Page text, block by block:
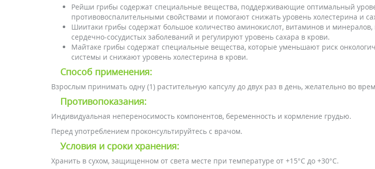
Рейши грибы содержат специальные вещества, поддерживающие оптимальный
противовоспалительными свойствами и помогают снижать уровень холестерина и
Шиитаки грибы содержат большое количество аминокислот, витаминов и
сердечно-сосудистых заболеваний и регулируют уровень сахара в крови.
Майтаке грибы содержат специальные вещества, которые уменьшают риск
системы и снижают уровень холестерина в крови.
Способ применения:
Взрослым принимать одну (1) растительную капсулу до двух раз в день, желательно во
Противопоказания:
Индивидуальная непереносимость компонентов, беременность и кормление грудью.
Перед употреблением проконсультируйтесь с врачом.
Условия и сроки хранения:
Хранить в сухом, защищенном от света месте при температуре от +15°С до +30°C.